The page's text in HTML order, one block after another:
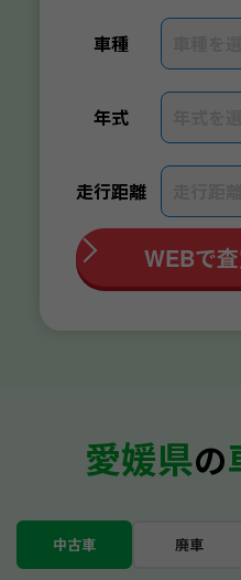
車種
年式
走行距離
WEBで
愛媛県の
中古車 廃車